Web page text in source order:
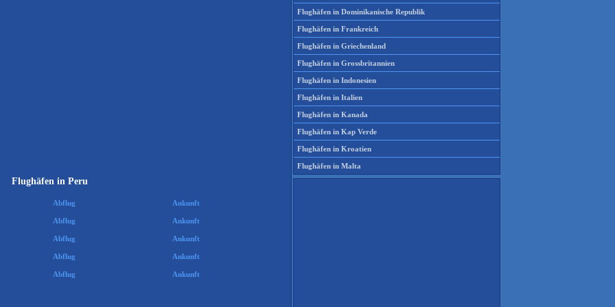
Flughäfen in Peru
Abflug Ankunft
Abflug Ankunft
Abflug Ankunft
Abflug Ankunft
Abflug Ankunft
Flughäfen in Dominikanische Republik
Flughäfen in Frankreich
Flughäfen in Griechenland
Flughäfen in Grossbritannien
Flughäfen in Indonesien
Flughäfen in Italien
Flughäfen in Kanada
Flughäfen in Kap Verde
Flughäfen in Kroatien
Flughäfen in Malta